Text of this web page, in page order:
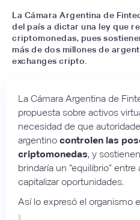
La Cámara Argentina de
del país a dictar una ley que
criptomonedas, pues
más de dos millones de
exchanges cripto.
La Cámara Argentina de
propuesta sobre activos
necesidad de que
argentino controlen las
criptomonedas, y
brindaría un “equilibrio”
capitalizar oportunidades.
Así lo expresó el organismo